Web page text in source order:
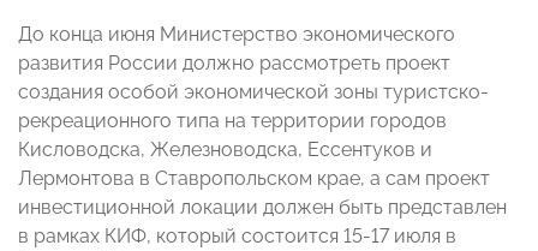
До конца июня Министерство экономического
развития России должно рассмотреть проект
создания особой экономической зоны туристско-
рекреационного типа на территории городов
Кисловодска, Железноводска, Ессентуков и
Лермонтова в Ставропольском крае, а сам проект
инвестиционной локации должен быть представлен
в рамках КИФ, который состоится 15-17 июля в